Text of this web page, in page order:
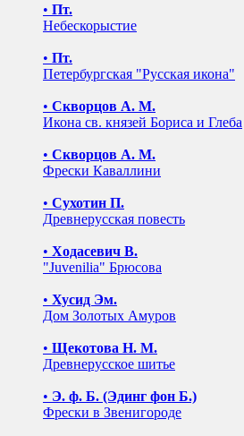
• Пт.
Небескорыстие
• Пт.
Петербургская "Русская икона"
• Скворцов А. М.
Икона св. князей Бориса и Глеба
• Скворцов А. М.
Фрески Каваллини
• Сухотин П.
Древнерусская повесть
• Ходасевич В.
"Juvenilia" Брюсова
• Хусид Эм.
Дом Золотых Амуров
• Щекотова Н. М.
Древнерусское шитье
• Э. ф. Б. (Эдинг фон Б.)
Фрески в Звенигороде